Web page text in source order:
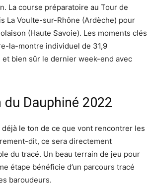
La course préparatoire au Tour de
La Voulte-sur-Rhône (Ardèche) pour
(Haute Savoie). Les moments clés
la-montre individuel de 31,9
bien sûr le dernier week-end avec
Dauphiné 2022
le ton de ce que vont rencontrer les
dit, ce sera directement
du tracé. Un beau terrain de jeu pour
étape bénéficie d’un parcours tracé
baroudeurs.